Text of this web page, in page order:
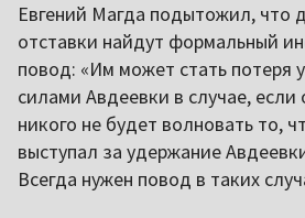
Евгений Магда подытожил, что
отставки найдут формальный
повод: «Им может стать потеря
силами Авдеевки в случае,
никого не будет волновать то,
выступал за удержание
Всегда нужен повод в таких